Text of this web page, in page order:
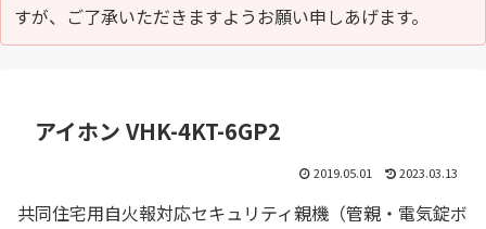
すが、ご了承いただきますようお願い申しあげます。
アイホン VHK-4KT-6GP2
2019.05.01 2023.03.13
共同住宅用自火報対応セキュリティ親機（管親・電気錠ボ